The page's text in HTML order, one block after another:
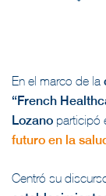
En el marco de la
“French
Lozano participó
futuro en la
Centró su